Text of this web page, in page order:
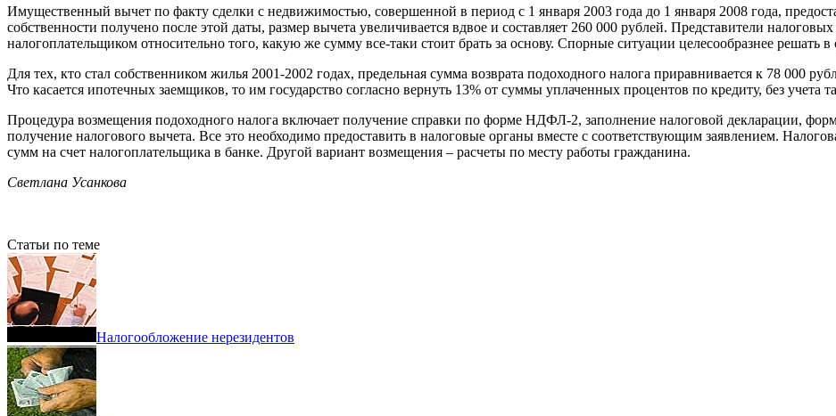
Имущественный вычет по факту сделки с недвижимостью, совершенной в период с 1 января 2003 года до 1 января 2008 года,
собственности получено после этой даты, размер вычета увеличивается вдвое и составляет 260 000 рублей. Представители
налогоплательщиком относительно того, какую же сумму все-таки стоит брать за основу. Спорные ситуации целесообразнее решать
Для тех, кто стал собственником жилья 2001-2002 годах, предельная сумма возврата подоходного налога приравнивается к 78 000
Что касается ипотечных заемщиков, то им государство согласно вернуть 13% от суммы уплаченных процентов по кредиту, без учета
Процедура возмещения подоходного налога включает получение справки по форме НДФЛ-2, заполнение налоговой декларации,
получение налогового вычета. Все это необходимо предоставить в налоговые органы вместе с соответствующим заявлением.
сумм на счет налогоплательщика в банке. Другой вариант возмещения – расчеты по месту работы гражданина.
Светлана Усанкова
Статьи по теме
Налогообложение нерезидентов